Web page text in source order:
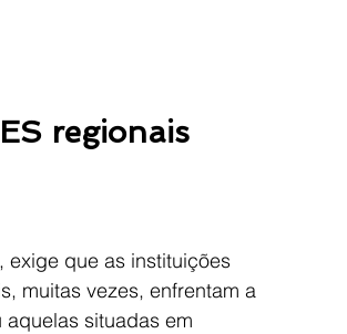
regionais
exige que as instituições
muitas vezes, enfrentam a
situadas em